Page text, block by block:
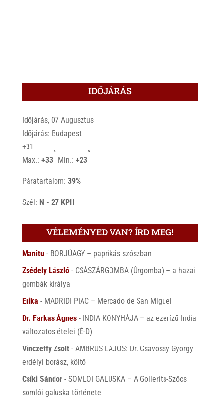
IDŐJÁRÁS
Időjárás, 07 Augusztus
Időjárás: Budapest
+31
Max.: +33
°
Min.: +23
°
Páratartalom: 39%
Szél: N - 27 KPH
VÉLEMÉNYED VAN? ÍRD MEG!
Manitu- BORJÚAGY – paprikás szószban
Zsédely László- CSÁSZÁRGOMBA (Úrgomba) – a hazai
gombák királya
Erika - MADRIDI PIAC – Mercado de San Miguel
Dr. Farkas Ágnes- INDIA KONYHÁJA – az ezerízű India
változatos ételei (É-D)
Vinczeffy Zsolt- AMBRUS LAJOS: Dr. Csávossy György
erdélyi borász, költő
Csíki Sándor- SOMLÓI GALUSKA – A Gollerits-Szőcs
somlói galuska története